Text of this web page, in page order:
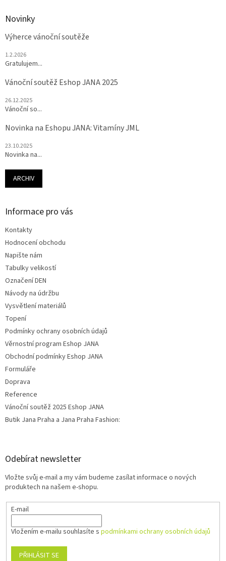
Novinky
Výherce vánoční soutěže
1.2.2026
Gratulujem...
Vánoční soutěž Eshop JANA 2025
26.12.2025
Vánoční so...
Novinka na Eshopu JANA: Vitamíny JML
23.10.2025
Novinka na...
ARCHIV
Informace pro vás
Kontakty
Hodnocení obchodu
Napište nám
Tabulky velikostí
Označení DEN
Návody na údržbu
Vysvětlení materiálů
Topení
Podmínky ochrany osobních údajů
Věrnostní program Eshop JANA
Obchodní podmínky Eshop JANA
Formuláře
Doprava
Reference
Vánoční soutěž 2025 Eshop JANA
Butik Jana Praha a Jana Praha Fashion:
Odebírat newsletter
Vložte svůj e-mail a my vám budeme zasílat informace o nových
produktech na našem e-shopu.
E-mail
Vložením e-mailu souhlasíte s podmínkami ochrany osobních údajů
PŘIHLÁSIT SE